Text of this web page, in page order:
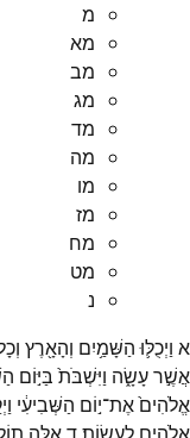
מ
מא
מב
מג
מד
מה
מו
מז
מח
מט
נ
א וַיְכֻלּ֛וּ הַשָּׁמַ֥יִם וְהָאָ֖רֶץ
אֲשֶׁ֣רעָשָׂ֑ה וַיִּשְׁבֹּת֙ בַּיּ֣וֹם
אֱלֹהִים֙אֶת־י֣וֹם הַשְּׁבִיעִ֔י